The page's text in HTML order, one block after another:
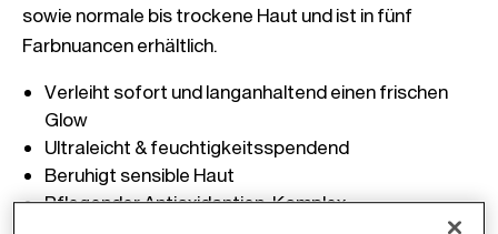
sowie normale bis trockene Haut und ist in fünf
Farbnuancen erhältlich.
Verleiht sofort und langanhaltend einen frischen
Glow
Ultraleicht & feuchtigkeitsspendend
Beruhigt sensible Haut
Pflegender Antioxidantien-Komplex